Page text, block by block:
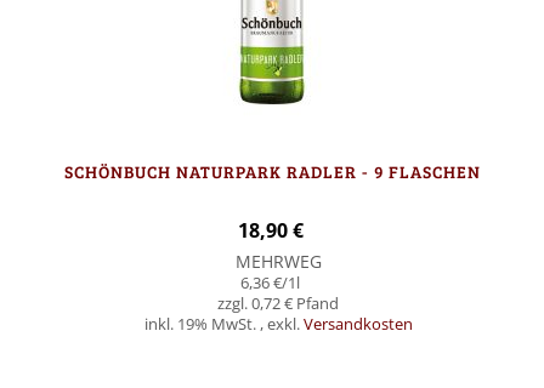
SCHÖNBUCH NATURPARK RADLER - 9 FLASCHEN
18,90 €
MEHRWEG
6,36 €/1l
0,72 €
inkl. 19% MwSt. ,exkl.Versandkosten